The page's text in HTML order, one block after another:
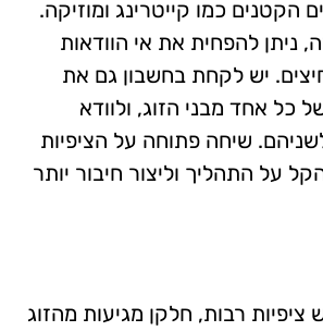
הקטנים כמו קייטרינג ומוזיקה.
ניתן להפחית את אי הוודאות
יש לקחת בחשבון גם את
כל אחד מבני הזוג, ולוודא
שיחה פתוחה על הציפיות
על התהליך וליצור חיבור יותר
רבות, חלקן מגיעות מהזוג